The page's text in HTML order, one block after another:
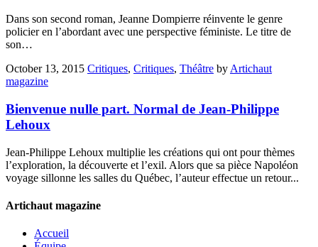
Dans son second roman, Jeanne Dompierre réinvente le genre
policier en l’abordant avec une perspective féministe. Le titre de
son…
October 13, 2015 Critiques, Critiques, Théâtre by Artichaut
magazine
Bienvenue nulle part. Normal de Jean-Philippe
Lehoux
Jean-Philippe Lehoux multiplie les créations qui ont pour thèmes
l’exploration, la découverte et l’exil. Alors que sa pièce Napoléon
voyage sillonne les salles du Québec, l’auteur effectue un retour...
Artichaut magazine
Accueil